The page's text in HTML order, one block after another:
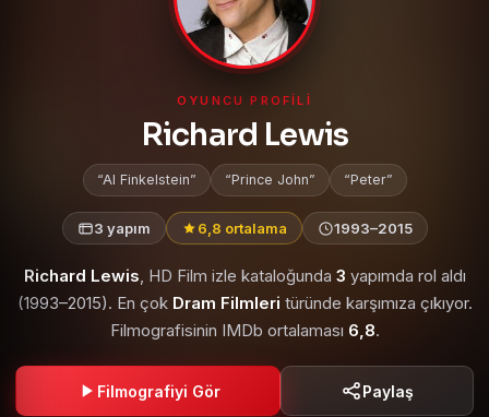
OYUNCU PROFILI
Richard Lewis
Al Finkelstein Prince John Peter
3 yapım 6,8 ortalama 1993–2015
Richard Lewis, HD Film izle kataloğunda 3 yapımda rol aldı
(1993–2015). En çok Dram Filmleri türünde karşımıza çıkıyor.
Filmografisinin IMDb ortalaması 6,8.
Filmografiyi Gör Paylaş